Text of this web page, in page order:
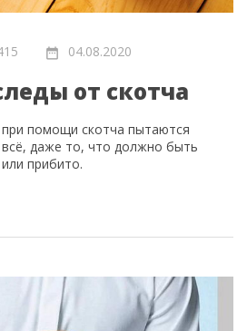
04.08.2020
от скотча
при помощи скотча пытаются
всё, даже то, что должно быть
прибито.